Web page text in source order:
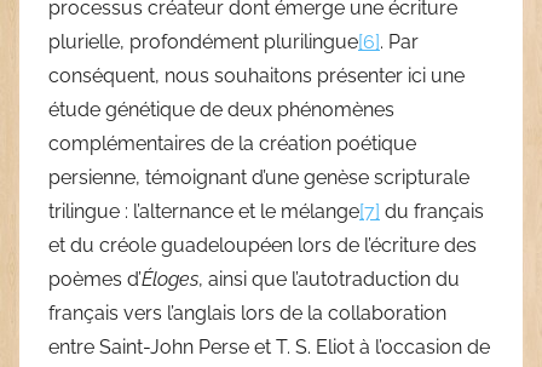
processus créateur dont émerge une écriture
plurielle, profondément plurilingue[6]. Par
conséquent, nous souhaitons présenter ici une
étude génétique de deux phénomènes
complémentaires de la création poétique
persienne, témoignant d’une genèse scripturale
trilingue : l’alternance et le mélange[7] du français
et du créole guadeloupéen lors de l’écriture des
poèmes d’Éloges, ainsi que l’autotraduction du
français vers l’anglais lors de la collaboration
entre Saint-John Perse et T. S. Eliot à l’occasion de